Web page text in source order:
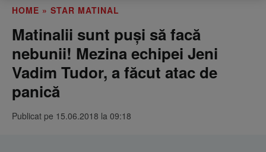
HOME » STAR MATINAL
Matinalii sunt puși să facă
nebunii! Mezina echipei Jeni
Vadim Tudor, a făcut atac de
panică
Publicat pe 15.06.2018 la 09:18